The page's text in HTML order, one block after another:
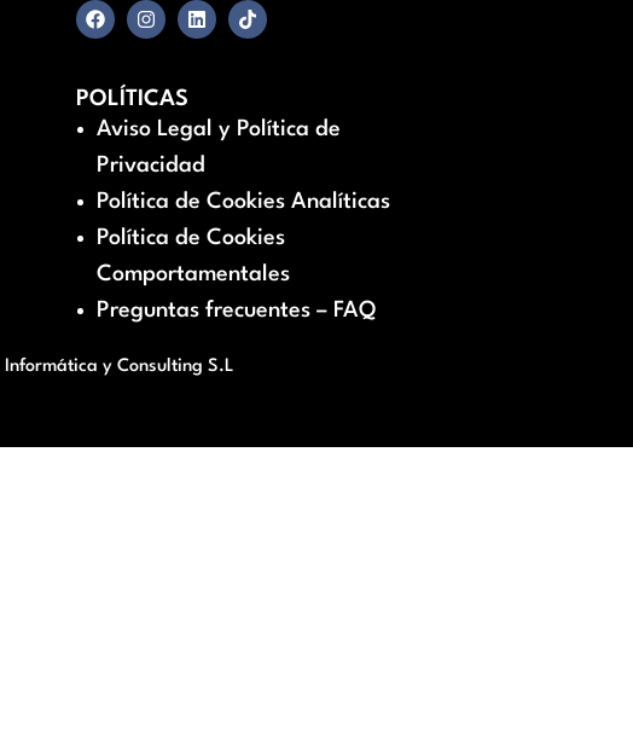
POLÍTICAS
Aviso Legal y Política de
Privacidad
Política de Cookies Analíticas
Política de Cookies
Comportamentales
Preguntas frecuentes – FAQ
Informática y Consulting S.L